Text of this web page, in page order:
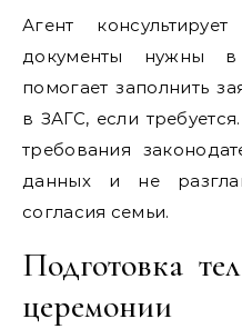
Агент
документы нужны в
помогает заполнить
в ЗАГС, если
требования
данных и не
согласия семьи.
Подготовка
церемонии